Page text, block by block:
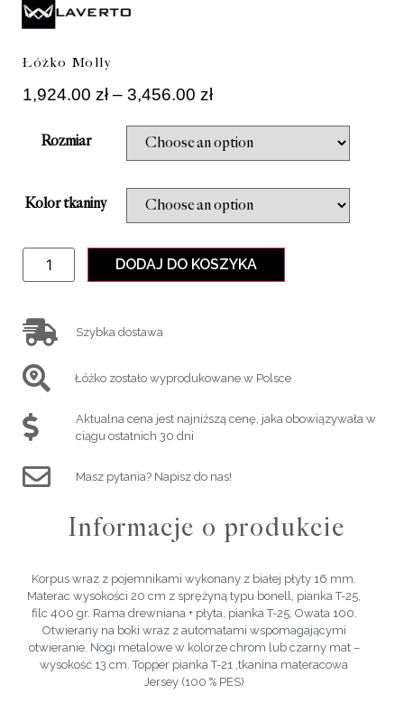
Łóżko Molly
1,924.00 zł – 3,456.00 zł
Rozmiar
Kolor tkaniny
DODAJ DO KOSZYKA
Szybka dostawa
Łóżko zostało wyprodukowane w Polsce
Aktualna cena jest najniższą cenę, jaka obowiązywała w
ciągu ostatnich 30 dni
Masz pytania? Napisz do nas!
Informacje o produkcie
Korpus wraz z pojemnikami wykonany z białej płyty 16 mm.
Materac wysokości 20 cm z sprężyną typu bonell, pianka T-25,
filc 400 gr. Rama drewniana + płyta, pianka T-25, Owata 100.
Otwierany na boki wraz z automatami wspomagającymi
otwieranie. Nogi metalowe w kolorze chrom lub czarny mat –
wysokość 13 cm. Topper pianka T-21 ,tkanina materacowa
Jersey (100 % PES)